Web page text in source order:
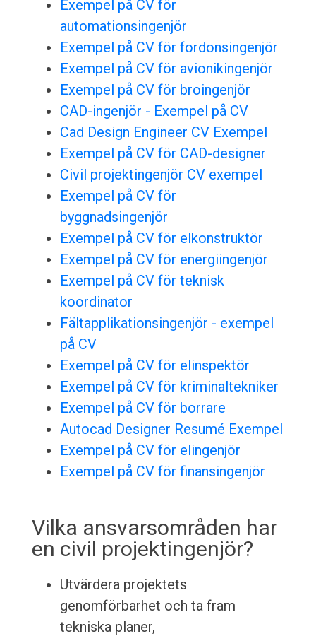
Exempel på CV för
automationsingenjör
Exempel på CV för fordonsingenjör
Exempel på CV för avionikingenjör
Exempel på CV för broingenjör
CAD-ingenjör - Exempel på CV
Cad Design Engineer CV Exempel
Exempel på CV för CAD-designer
Civil projektingenjör CV exempel
Exempel på CV för
byggnadsingenjör
Exempel på CV för elkonstruktör
Exempel på CV för energiingenjör
Exempel på CV för teknisk
koordinator
Fältapplikationsingenjör - exempel
på CV
Exempel på CV för elinspektör
Exempel på CV för kriminaltekniker
Exempel på CV för borrare
Autocad Designer Resumé Exempel
Exempel på CV för elingenjör
Exempel på CV för finansingenjör
Vilka ansvarsområden har
en civil projektingenjör?
Utvärdera projektets
genomförbarhet och ta fram
tekniska planer,